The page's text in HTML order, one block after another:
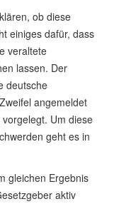
ob diese
einiges dafür, dass
veraltete
lassen. Der
deutsche
angemeldet
Um diese
geht es in
gleichen Ergebnis
aktiv